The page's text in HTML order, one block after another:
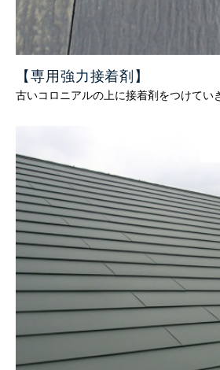
【専用強力接着剤 】
古いコロニアルの上に接着剤をつけてい